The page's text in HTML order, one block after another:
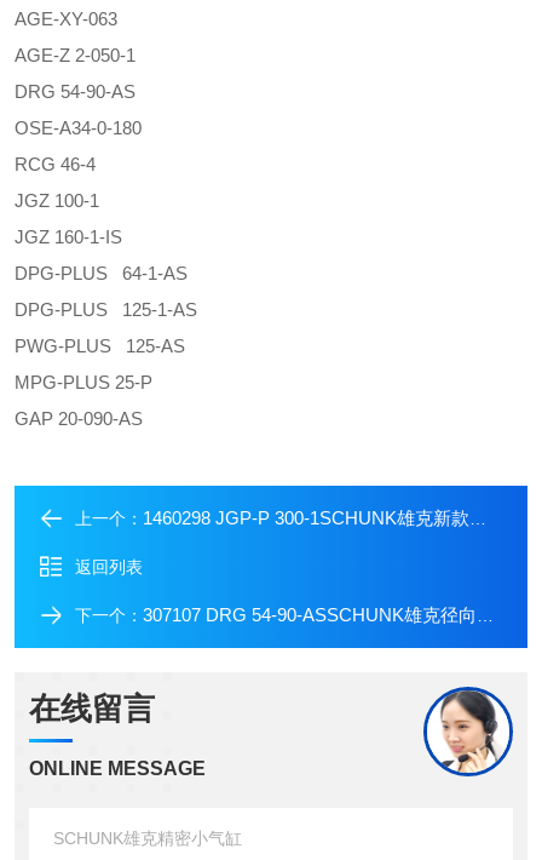
AGE-XY-063
AGE-Z 2-050-1
DRG 54-90-AS
OSE-A34-0-180
RCG 46-4
JGZ 100-1
JGZ 160-1-IS
DPG-PLUS 64-1-AS
DPG-PLUS 125-1-AS
PWG-PLUS 125-AS
MPG-PLUS 25-P
GAP 20-090-AS
上一个： 1460298 JGP-P 300-1SCHUNK雄克新款便宜夹爪气缸
返回列表
下一个： 307107 DRG 54-90-ASSCHUNK雄克径向抓取气缸
在线留言
ONLINE MESSAGE